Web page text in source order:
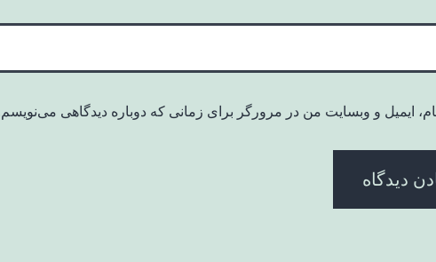
ایمیل و وبسایت من در مرورگر برای زمانی که دوباره دیدگاهی